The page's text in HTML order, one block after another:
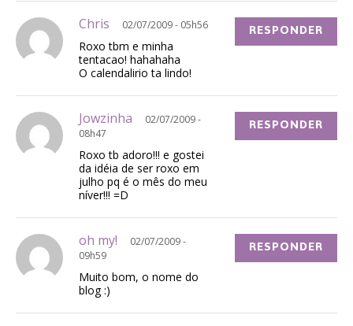
Chris 02/07/2009 - 05h56
Roxo tbm e minha
tentacao! hahahaha
O calendalirio ta lindo!
RESPONDER
Jowzinha
02/07/2009 -
08h47
Roxo tb adoro!!! e gostei
da idéia de ser roxo em
julho pq é o mês do meu
níver!!! =D
RESPONDER
oh my!
02/07/2009 -
09h59
Muito bom, o nome do
blog :)
RESPONDER